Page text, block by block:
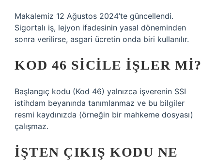
Makalemiz 12 Ağustos 2024’te güncellendi.
Sigortalı iş, lejyon ifadesinin yasal döneminden
sonra verilirse, asgari ücretin onda biri kullanılır.
KOD 46 SICILE IŞLER MI?
Başlangıç ​​kodu (Kod 46) yalnızca işverenin SSI
istihdam beyanında tanımlanmaz ve bu bilgiler
resmi kaydınızda (örneğin bir mahkeme dosyası)
çalışmaz.
İŞTEN ÇIKIŞ KODU NE